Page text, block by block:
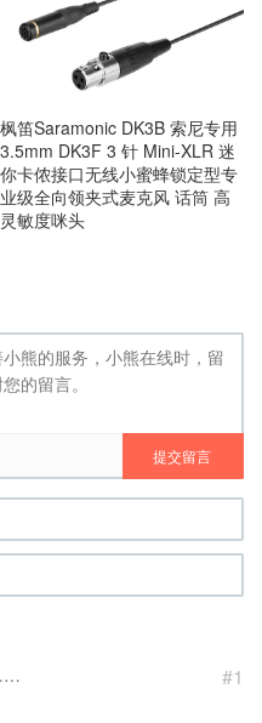
枫笛Saramonic DK3B 索尼专用
3.5mm DK3F 3 针 Mini-XLR 迷
你卡侬接口无线小蜜蜂锁定型专
业级全向领夹式麦克风 话筒 高
灵敏度咪头
提交留言
#1